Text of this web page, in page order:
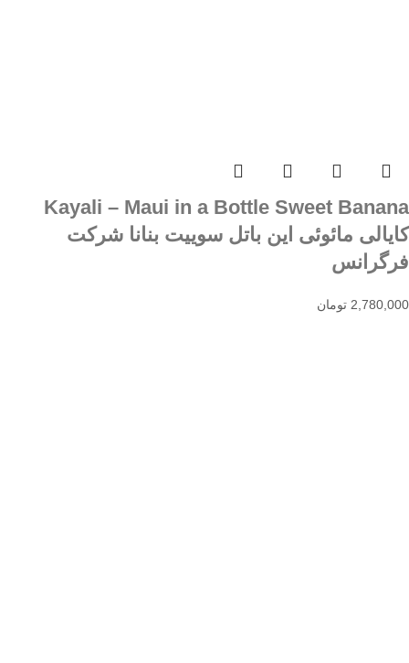
Kayali – Maui in a Bottle Sweet Banana
کایالی مائوئی این باتل سوییت بنانا شرکت
فرگرانس
2,780,000 تومان